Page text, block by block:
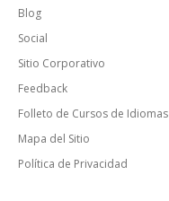
Blog
Social
Sitio Corporativo
Feedback
Folleto de Cursos de Idiomas
Mapa del Sitio
Política de Privacidad